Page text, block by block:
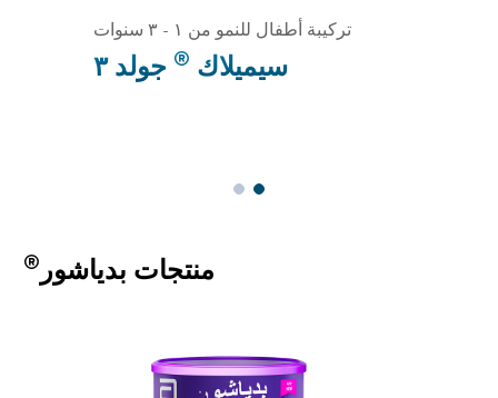
تركيبة أطفال للنمو من ١ - ٣ سنوات
سيميلاك ® جولد ٣
منتجات بدياشور ®